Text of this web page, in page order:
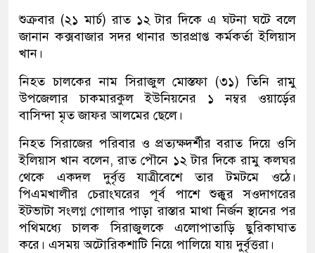
শুক্রবার (২১ মার্চ) রাত ১২ টার দিকে এ ঘটনা ঘটে বলে
জানান কক্সবাজার সদর থানার ভারপ্রাপ্ত কর্মকর্তা ইলিয়াস
খান।
নিহত চালকের নাম সিরাজুল মোস্তফা (৩১) তিনি রামু
উপজেলার চাকমারকুল ইউনিয়নের ১ নম্বর ওয়ার্ড়ের
বাসিন্দা মৃত জাফর আলমের ছেলে।
নিহত সিরাজের পরিবার ও প্রত্যক্ষদর্শীর বরাত দিয়ে ওসি
ইলিয়াস খান বলেন, রাত পৌনে ১২ টার দিকে রামু কলঘর
থেকে একদল দুর্বৃত্ত যাত্রীবেশে তার টমটমে ওঠে।
পিএমখালীর চেরাংঘরের পূর্ব পাশে শুক্কুর সওদাগরের
ইটভাটা সংলগ্ন গোলার পাড়া রাস্তার মাথা নির্জন স্থানের পর
পথিমধ্যে চালক সিরাজুলকে এলোপাতাড়ি ছুরিকাঘাত
করে। এসময় অটোরিকশাটি নিয়ে পালিয়ে যায় দুর্বৃত্তরা।